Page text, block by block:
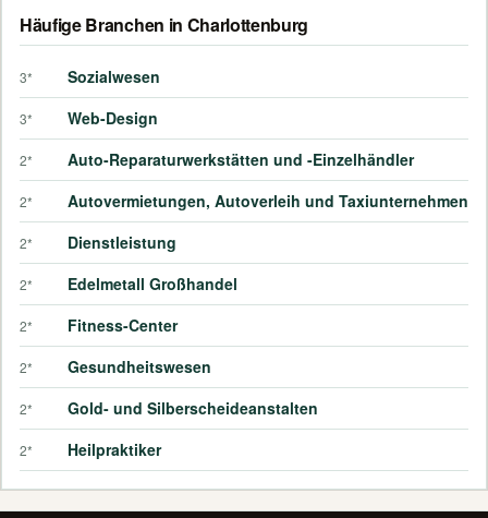
Häufige Branchen in Charlottenburg
3* Sozialwesen
3* Web-Design
2* Auto-Reparaturwerkstätten und -Einzelhändler
2* Autovermietungen, Autoverleih und Taxiunternehmen
2* Dienstleistung
2* Edelmetall Großhandel
2* Fitness-Center
2* Gesundheitswesen
2* Gold- und Silberscheideanstalten
2* Heilpraktiker